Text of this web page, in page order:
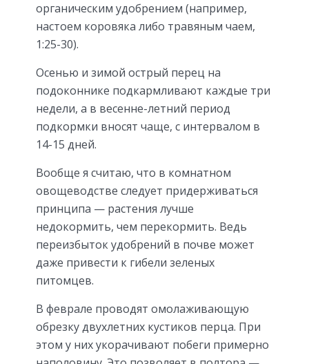
органическим удобрением (например,
настоем коровяка либо травяным чаем,
1:25-30).
Осенью и зимой острый перец на
подоконнике подкармливают каждые три
недели, а в весенне-летний период
подкормки вносят чаще, с интервалом в
14-15 дней.
Вообще я считаю, что в комнатном
овощеводстве следует придерживаться
принципа — растения лучше
недокормить, чем перекормить. Ведь
переизбыток удобрений в почве может
даже привести к гибели зеленых
питомцев.
В феврале проводят омолаживающую
обрезку двухлетних кустиков перца. При
этом у них укорачивают побеги примерно